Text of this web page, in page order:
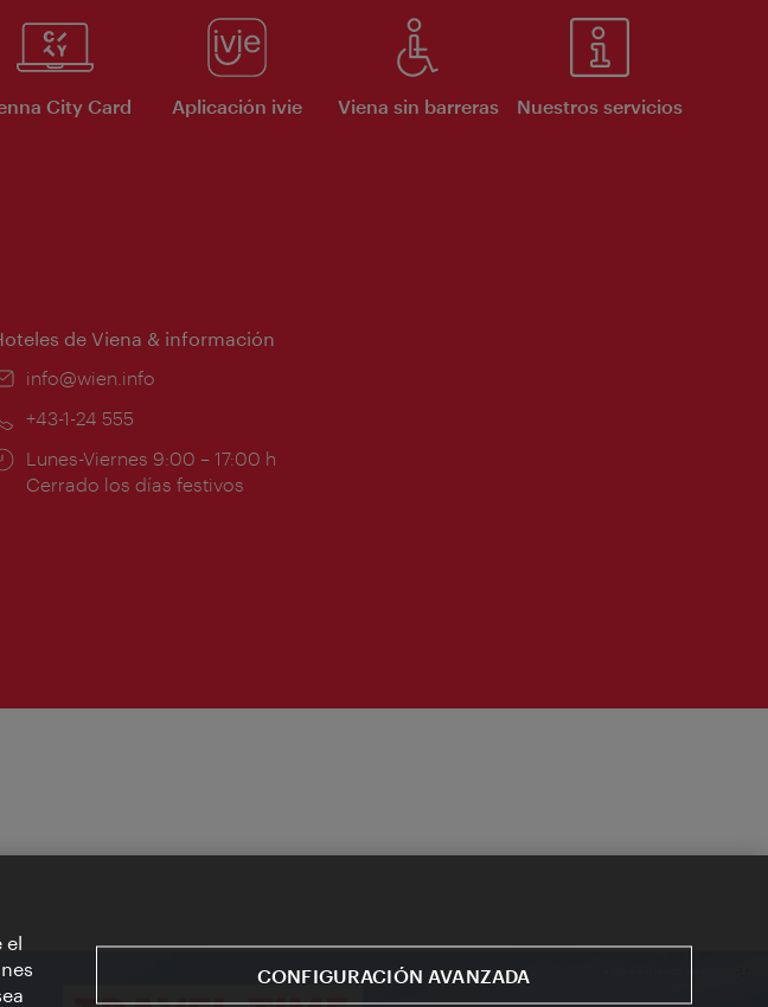
City Card Aplicación ivie Viena sin barreras Nuestros servicios
de Viena & información
e-
info@wien.info
Teléfono:
+43-1-24 555
Horarios
de
Lunes-Viernes 9:00 – 17:00 h
Cerrado los días festivos
el
CONFIGURACIÓN AVANZADA